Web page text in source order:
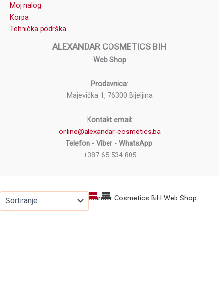
Moj nalog
Korpa
Tehnička podrška
ALEXANDAR COSMETICS BIH
Web Shop
Prodavnica:
Majevička 1, 76300 Bijeljina
Kontakt email:
online@alexandar-cosmetics.ba
Telefon - Viber - WhatsApp:
+387 65 534 805
Copyright © 2026 Alexandar Cosmetics BiH Web Shop